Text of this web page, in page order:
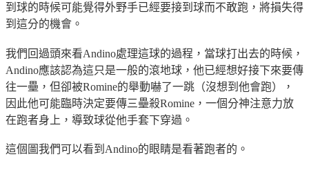
到球的時候可能覺得外野手已經要接到球而不敢跑，將損失得
到這分的機會。
我們回過頭來看Andino處理這球的過程，當球打出去的時候，
Andino應該認為這只是一般的滾地球，他已經想好接下來要傳
往一壘，但卻被Romine的舉動嚇了一跳（沒想到他會跑），
因此他可能臨時決定要傳三壘殺Romine，一個分神注意力放
在跑者身上，導致球從他手套下穿過。
這個圖我們可以看到Andino的眼睛是看著跑者的。